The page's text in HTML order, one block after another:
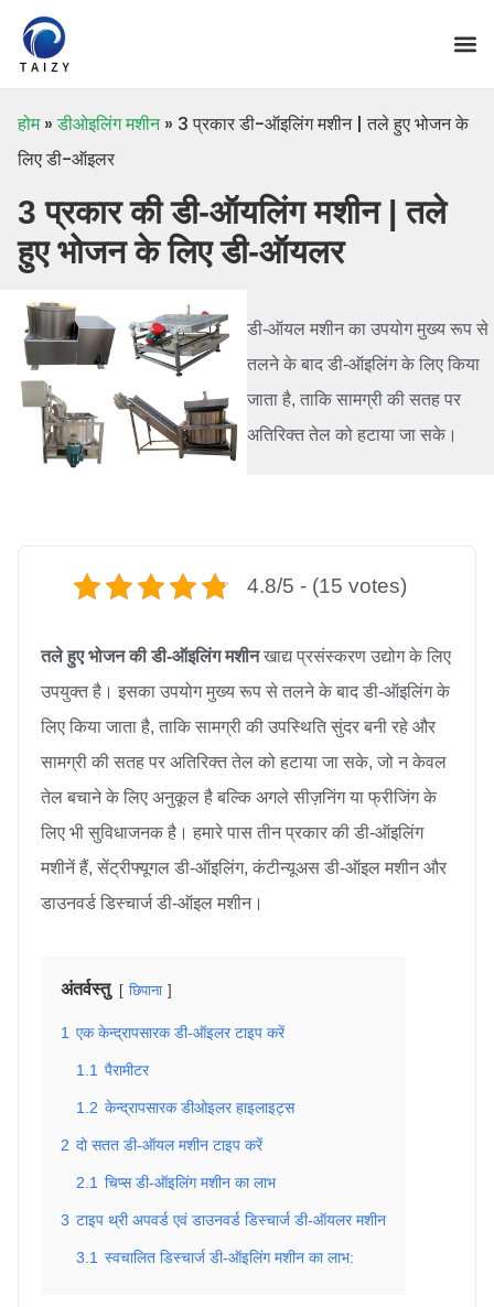
होम»डीओइलिंग मशीन» 3 प्रकार डी-ऑइलिंग मशीन | तले हुए भोजन के
लिए डी-ऑइलर
3 प्रकार की डी-ऑयलिंग मशीन | तले
हुए भोजन के लिए डी-ऑयलर
डी-ऑयल मशीन का उपयोग मुख्य रूप से
तलने के बाद डी-ऑइलिंग के लिए किया
जाता है, ताकि सामग्री की सतह पर
अतिरिक्त तेल को हटाया जा सके।
4.8/5 - (15 votes)
तले हुए भोजन की डी-ऑइलिंग मशीनखाद्य प्रसंस्करण उद्योग के लिए
उपयुक्त है। इसका उपयोग मुख्य रूप से तलने के बाद डी-ऑइलिंग के
लिए किया जाता है, ताकि सामग्री की उपस्थिति सुंदर बनी रहे और
सामग्री की सतह पर अतिरिक्त तेल को हटाया जा सके, जो न केवल
तेल बचाने के लिए अनुकूल है बल्कि अगले सीज़निंग या फ्रीजिंग के
लिए भी सुविधाजनक है। हमारे पास तीन प्रकार की डी-ऑइलिंग
मशीनें हैं, सेंट्रीफ्यूगल डी-ऑइलिंग, कंटीन्यूअस डी-ऑइल मशीन और
डाउनवर्ड डिस्चार्ज डी-ऑइल मशीन।
अंतर्वस्तु छिपाना
1 एक केन्द्रापसारक डी-ऑइलर टाइप करें
1.1 पैरामीटर
1.2 केन्द्रापसारक डीओइलर हाइलाइट्स
2 दो सतत डी-ऑयल मशीन टाइप करें
2.1 चिप्स डी-ऑइलिंग मशीन का लाभ
3 टाइप थ्री अपवर्ड एवं डाउनवर्ड डिस्चार्ज डी-ऑयलर मशीन
3.1 स्वचालित डिस्चार्ज डी-ऑइलिंग मशीन का लाभ: